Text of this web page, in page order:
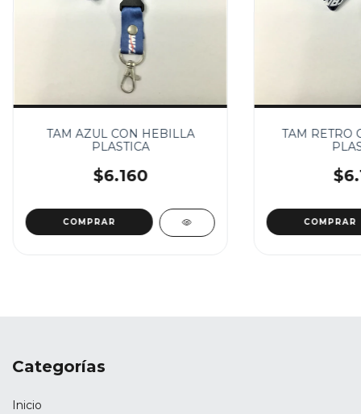
TAM AZUL CON HEBILLA
PLASTICA
$6.160
TAM RETRO
Categorías
Inicio